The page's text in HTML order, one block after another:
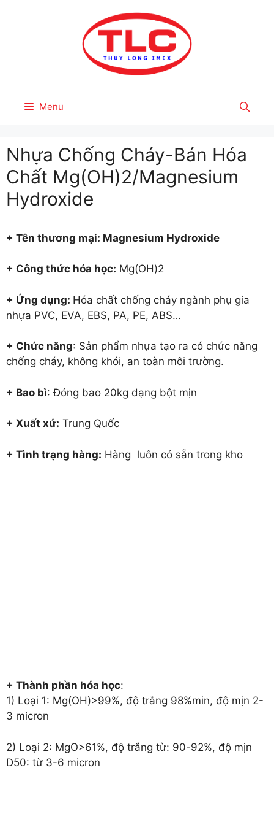
Menu
Nhựa Chống Cháy-Bán Hóa
Chất Mg(OH)2/Magnesium
Hydroxide
+ Tên thương mại: Magnesium Hydroxide
+ Công thức hóa học: Mg(OH)2
+ Ứng dụng: Hóa chất chống cháy ngành phụ gia
nhựa PVC, EVA, EBS, PA, PE, ABS…
+ Chức năng: Sản phẩm nhựa tạo ra có chức năng
chống cháy, không khói, an toàn môi trường.
+ Bao bì: Đóng bao 20kg dạng bột mịn
+ Xuất xứ: Trung Quốc
+ Tình trạng hàng: Hàng luôn có sẵn trong kho
+ Thành phần hóa học:
1) Loại 1: Mg(OH)>99%, độ trắng 98%min, độ mịn 2-
3 micron
2) Loại 2: MgO>61%, độ trắng từ: 90-92%, độ mịn
D50: từ 3-6 micron